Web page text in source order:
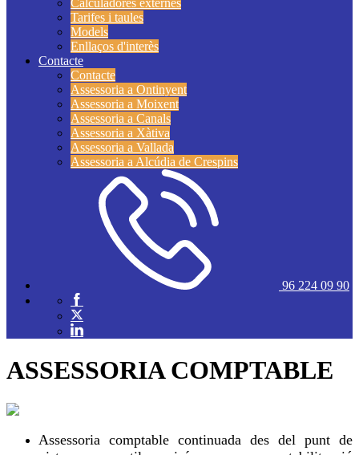
Calculadores externes
Tarifes i taules
Models
Enllaços d'interès
Contacte
Contacte
Assessoria a Ontinyent
Assessoria a Moixent
Assessoria a Canals
Assessoria a Xàtiva
Assessoria a Vallada
Assessoria a Alcúdia de Crespins
96 224 09 90
ASSESSORIA COMPTABLE
Assessoria comptable continuada des del punt de